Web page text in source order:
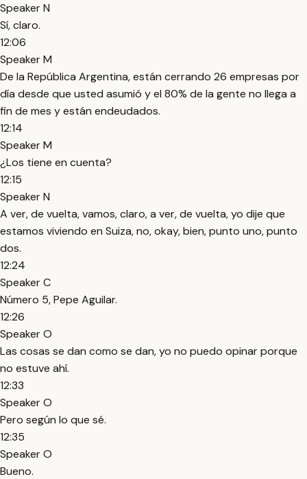
Speaker N
Sí, claro.
12:06
Speaker M
De la República Argentina, están cerrando 26 empresas por
día desde que usted asumió y el 80% de la gente no llega a
fin de mes y están endeudados.
12:14
Speaker M
¿Los tiene en cuenta?
12:15
Speaker N
A ver, de vuelta, vamos, claro, a ver, de vuelta, yo dije que
estamos viviendo en Suiza, no, okay, bien, punto uno, punto
dos.
12:24
Speaker C
Número 5, Pepe Aguilar.
12:26
Speaker O
Las cosas se dan como se dan, yo no puedo opinar porque
no estuve ahí.
12:33
Speaker O
Pero según lo que sé.
12:35
Speaker O
Bueno.